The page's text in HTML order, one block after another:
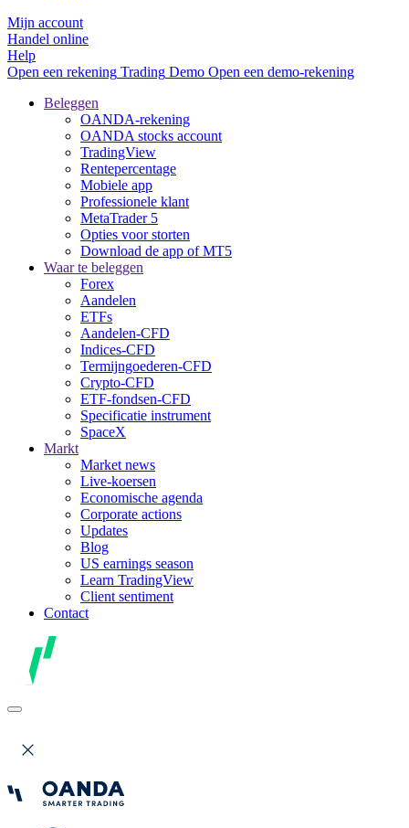
Mijn account
Handel online
Help
Open een rekening Trading Demo Open een demo-rekening
Beleggen
OANDA-rekening
OANDA stocks account
TradingView
Rentepercentage
Mobiele app
Professionele klant
MetaTrader 5
Opties voor storten
Download de app of MT5
Waar te beleggen
Forex
Aandelen
ETFs
Aandelen-CFD
Indices-CFD
Termijngoederen-CFD
Crypto-CFD
ETF-fondsen-CFD
Specificatie instrument
SpaceX
Markt
Market news
Live-koersen
Economische agenda
Corporate actions
Updates
Blog
US earnings season
Learn TradingView
Client sentiment
Contact